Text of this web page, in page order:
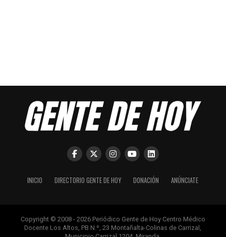
INICIO DIRECTORIO GENTE DE HOY DONACIÓN ANÚNCIATE
Copyright © 2008 - 2026 Periódico Gente de Hoy Centro Médico
Docente Los Altos, PB N.º, 23 Montañalta-Colinas de Carrizal,